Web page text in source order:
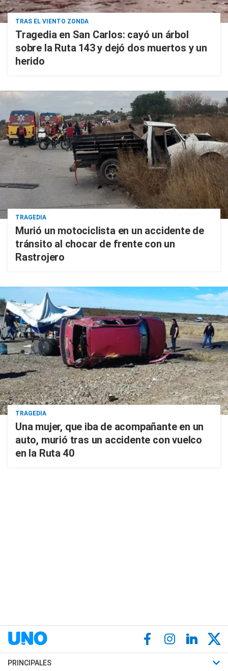
TRAS EL VIENTO ZONDA
Tragedia en San Carlos: cayó un árbol
sobre la Ruta 143 y dejó dos muertos y un
herido
TRAGEDIA
Murió un motociclista en un accidente de
tránsito al chocar de frente con un
Rastrojero
TRAGEDIA
Una mujer, que iba de acompañante en un
auto, murió tras un accidente con vuelco
en la Ruta 40
PRINCIPALES